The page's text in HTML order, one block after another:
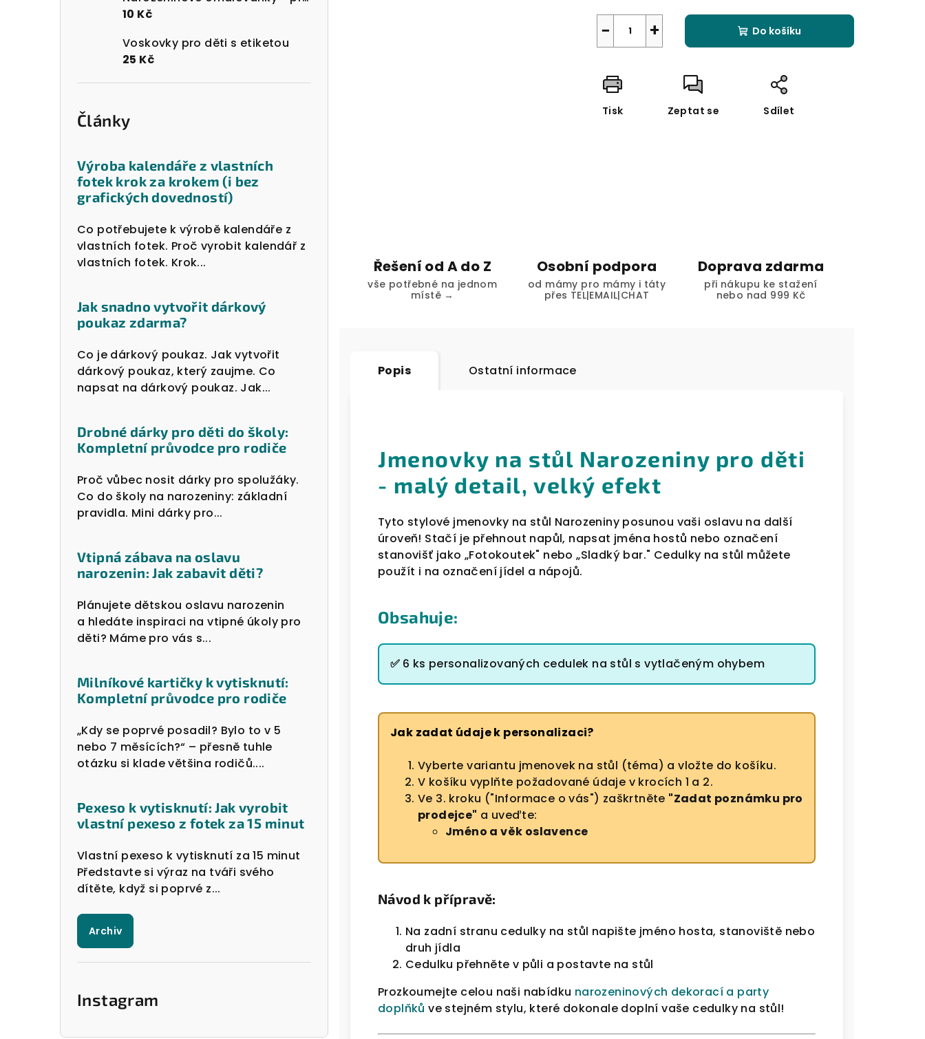
10 Kč
Voskovky pro děti s etiketou
25 Kč
Články
Výroba kalendáře z vlastních
fotek krok za krokem (i bez
grafických dovedností)
Co potřebujete k výrobě kalendáře z
vlastních fotek. Proč vyrobit kalendář z
vlastních fotek. Krok...
Jak snadno vytvořit dárkový
poukaz zdarma?
Co je dárkový poukaz. Jak vytvořit
dárkový poukaz, který zaujme. Co
napsat na dárkový poukaz. Jak...
Drobné dárky pro děti do školy:
Kompletní průvodce pro rodiče
Proč vůbec nosit dárky pro spolužáky.
Co do školy na narozeniny: základní
pravidla. Mini dárky pro...
Vtipná zábava na oslavu
narozenin: Jak zabavit děti?
Plánujete dětskou oslavu narozenin
a hledáte inspiraci na vtipné úkoly pro
děti? Máme pro vás s...
Milníkové kartičky k vytisknutí:
Kompletní průvodce pro rodiče
„Kdy se poprvé posadil? Bylo to v 5
nebo 7 měsících?“ – přesně tuhle
otázku si klade většina rodičů....
Pexeso k vytisknutí: Jak vyrobit
vlastní pexeso z fotek za 15 minut
Vlastní pexeso k vytisknutí za 15 minut
Představte si výraz na tváři svého
dítěte, když si poprvé z...
Archiv
Instagram
+
− Do košíku
Tisk Zeptat se Sdílet
Řešení od A do Z
vše potřebné na jednom
místě →
Osobní podpora
od mámy pro mámy i táty
přes TEL|EMAIL|CHAT
Doprava zdarma
při nákupu ke stažení
nebo nad 999 Kč
Popis Ostatní informace
Jmenovky na stůl Narozeniny pro děti
- malý detail, velký efekt
Tyto stylové jmenovky na stůl Narozeniny posunou vaši oslavu na další
úroveň! Stačí je přehnout napůl, napsat jména hostů nebo označení
stanovišť jako „Fotokoutek" nebo „Sladký bar." Cedulky na stůl můžete
použít i na označení jídel a nápojů.
Obsahuje:
✅ 6 ks personalizovaných cedulek na stůl s vytlačeným ohybem
Jak zadat údaje k personalizaci?
Vyberte variantu jmenovek na stůl (téma) a vložte do košíku.
V košíku vyplňte požadované údaje v krocích 1 a 2.
Ve 3. kroku ("Informace o vás") zaškrtněte "Zadat poznámku pro
prodejce" a uveďte:
Jméno a věk oslavence
Návod k přípravě:
Na zadní stranu cedulky na stůl napište jméno hosta, stanoviště nebo
druh jídla
Cedulku přehněte v půli a postavte na stůl
Prozkoumejte celou naši nabídku narozeninových dekorací a party
doplňků ve stejném stylu, které dokonale doplní vaše cedulky na stůl!